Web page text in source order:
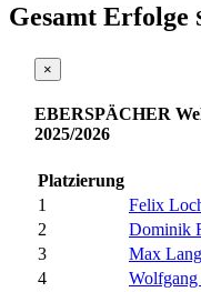
Gesamt Erfolge
×
EBERSPÄCHER
2025/2026
Platzierung
1
Felix
2
Dominik
3
Max
4